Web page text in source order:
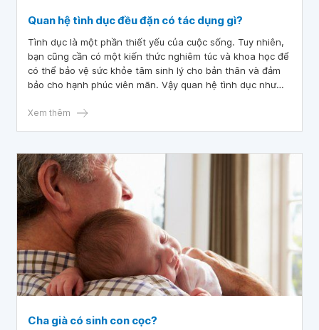
Quan hệ tình dục đều đặn có tác dụng gì?
Tình dục là một phần thiết yếu của cuộc sống. Tuy nhiên,
bạn cũng cần có một kiến thức nghiêm túc và khoa học để
có thể bảo vệ sức khỏe tâm sinh lý cho bản thân và đảm
bảo cho hạnh phúc viên mãn. Vậy quan hệ tình dục như
Xem thêm
Cha già có sinh con cọc?